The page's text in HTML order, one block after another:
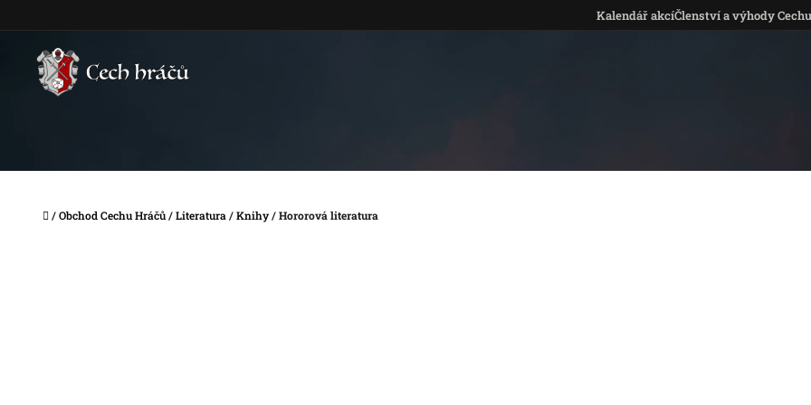
Kalendář akcíČlenství a výhody Cechu
Domů
/Obchod Cechu Hráčů/Literatura/Knihy/Hororová literatura